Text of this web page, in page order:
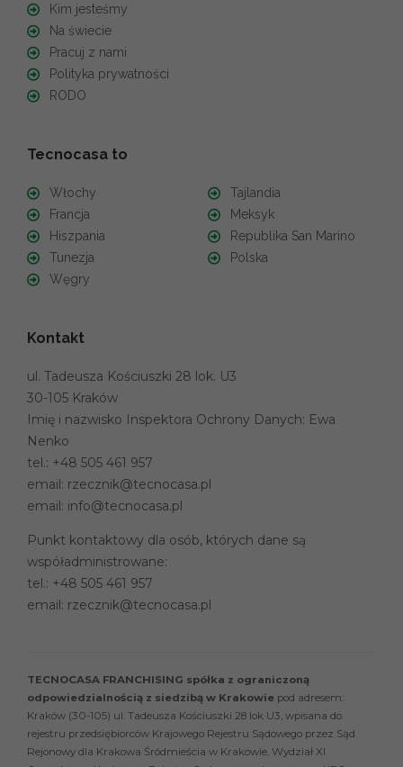
Kim jesteśmy
Na świecie
Pracuj z nami
Polityka prywatności
RODO
Tecnocasa to
Włochy
Francja
Hiszpania
Tunezja
Węgry
Tajlandia
Meksyk
Republika San Marino
Polska
Kontakt
ul. Tadeusza Kościuszki 28 lok. U3
30-105 Kraków
Imię i nazwisko Inspektora Ochrony Danych: Ewa
Nenko
tel.: +48 505 461 957
email: rzecznik@tecnocasa.pl
email: info@tecnocasa.pl
Punkt kontaktowy dla osób, których dane są
współadministrowane:
tel.: +48 505 461 957
email: rzecznik@tecnocasa.pl
TECNOCASA FRANCHISING spółka z ograniczoną
odpowiedzialnością z siedzibą w Krakowie pod adresem:
Kraków (30-105) ul. Tadeusza Kościuszki 28 lok U3, wpisana do
rejestru przedsiębiorców Krajowego Rejestru Sądowego przez Sąd
Rejonowy dla Krakowa Śródmieścia w Krakowie, Wydział XI